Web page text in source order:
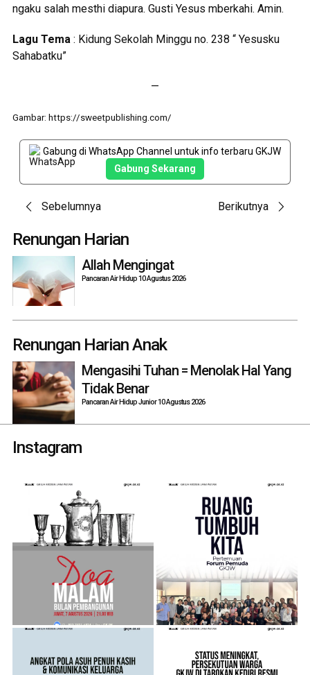
ngaku salah mesthi diapura. Gusti Yesus mberkahi. Amin.
Lagu Tema: Kidung Sekolah Minggu no. 238 “ Yesusku
Sahabatku”
—
Gambar: https://sweetpublishing.com/
Gabung di WhatsApp Channel untuk info terbaru GKJW
Gabung Sekarang
Post
navigation
Sebelumnya Berikutnya
Renungan Harian
Allah Mengingat
Pancaran Air Hidup 10 Agustus 2026
Renungan Harian Anak
Mengasihi Tuhan = Menolak Hal Yang
Tidak Benar
Pancaran Air Hidup Junior 10 Agustus 2026
Instagram